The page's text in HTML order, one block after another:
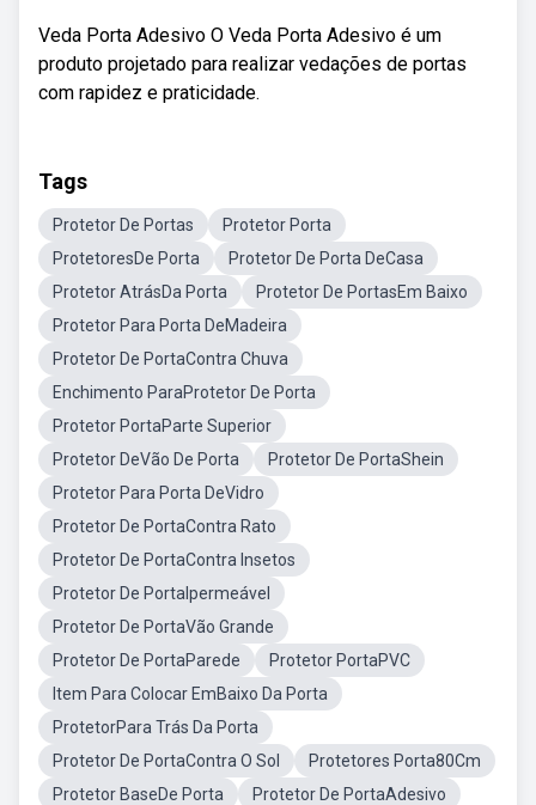
Veda Porta Adesivo O Veda Porta Adesivo é um
produto projetado para realizar vedações de portas
com rapidez e praticidade.
Tags
Protetor De Portas
Protetor Porta
ProtetoresDe Porta
Protetor De Porta DeCasa
Protetor AtrásDa Porta
Protetor De PortasEm Baixo
Protetor Para Porta DeMadeira
Protetor De PortaContra Chuva
Enchimento ParaProtetor De Porta
Protetor PortaParte Superior
Protetor DeVão De Porta
Protetor De PortaShein
Protetor Para Porta DeVidro
Protetor De PortaContra Rato
Protetor De PortaContra Insetos
Protetor De PortaIpermeável
Protetor De PortaVão Grande
Protetor De PortaParede
Protetor PortaPVC
Item Para Colocar EmBaixo Da Porta
ProtetorPara Trás Da Porta
Protetor De PortaContra O Sol
Protetores Porta80Cm
Protetor BaseDe Porta
Protetor De PortaAdesivo